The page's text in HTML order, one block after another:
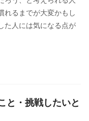
れるまでが大変かもし
た人には気になる点が
と・挑戦したいと